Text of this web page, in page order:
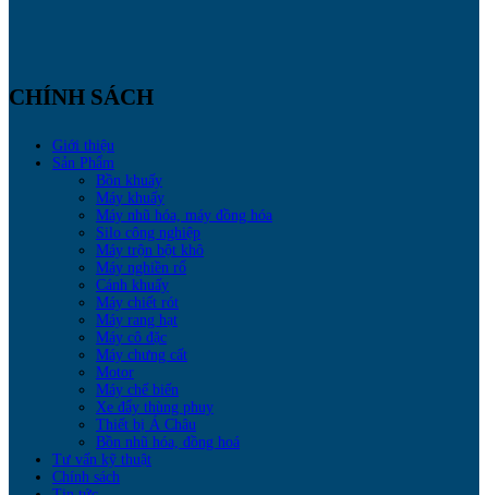
CHÍNH SÁCH
Giới thiệu
Sản Phẩm
Bồn khuấy
Máy khuấy
Máy nhũ hóa, máy đồng hóa
Silo công nghiệp
Máy trộn bột khô
Máy nghiền rổ
Cánh khuấy
Máy chiết rót
Máy rang hạt
Máy cô đặc
Máy chưng cất
Motor
Máy chế biến
Xe đẩy thùng phuy
Thiết bị Á Châu
Bồn nhũ hóa, đồng hoá
Tư vấn kỹ thuật
Chính sách